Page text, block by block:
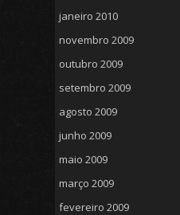
janeiro 2010
novembro 2009
outubro 2009
setembro 2009
agosto 2009
junho 2009
maio 2009
março 2009
fevereiro 2009